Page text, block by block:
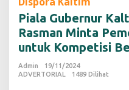
l
a
G
u
Piala Gubernur
Rasman Minta
untuk Kompetisi
Admin
19/11/2024
ADVERTORIAL
1489 Dilihat